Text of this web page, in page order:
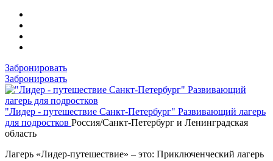
Забронировать
Забронировать
"Лидер - путешествие Санкт-Петербург" Развивающий лагерь
для подростков Россия/Санкт-Петербург и Ленинградская
область
Лагерь «Лидер-путешествие» – это: Приключенческий лагерь